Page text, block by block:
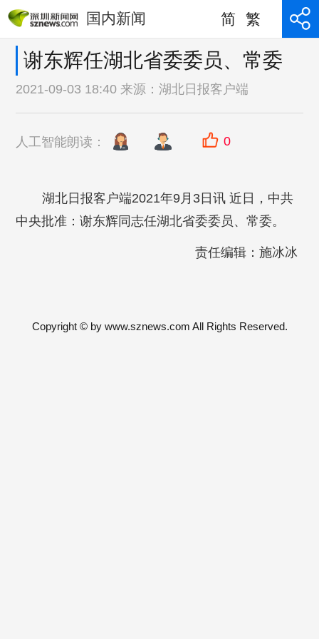
国内新闻 简 繁
谢东辉任湖北省委委员、常委
2021-09-03 18:40 来源：湖北日报客户端
人工智能朗读： 0
湖北日报客户端2021年9月3日讯 近日，中共
中央批准：谢东辉同志任湖北省委委员、常委。
责任编辑：施冰冰
Copyright © by www.sznews.com All Rights Reserved.